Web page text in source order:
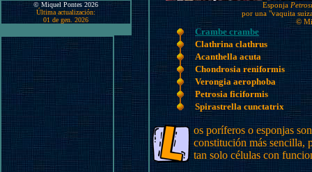
© Miquel Pontes 2026
Última actualización:
01 de gen. 2026
Esponja
por una "vaquita
©
Crambe crambe
Clathrina clathrus
Acanthella acuta
Chondrosia reniformis
Verongia aerophoba
Petrosia ficiformis
Spirastrella cunctatrix
os poríferos o esponjas
constitución más sencilla,
tan solo células con